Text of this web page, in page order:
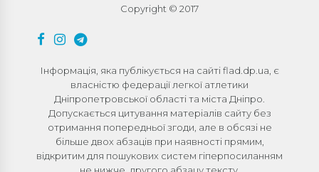
Copyright © 2017
Інформація, яка публікується на сайті flad.dp.ua, є
власністю федерації легкої атлетики
Дніпропетровської області та міста Дніпро.
Допускається цитування матеріалів сайту без
отримання попередньої згоди, але в обсязі не
більше двох абзаців при наявності прямим,
відкритим для пошукових систем гіперпосиланням